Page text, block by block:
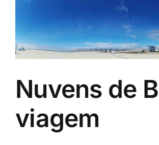
Nuvens de
viagem